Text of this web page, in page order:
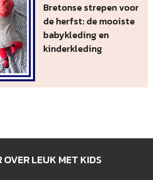
Bretonse strepen voor
de herfst: de mooiste
babykleding en
kinderkleding
OVER LEUK MET KIDS